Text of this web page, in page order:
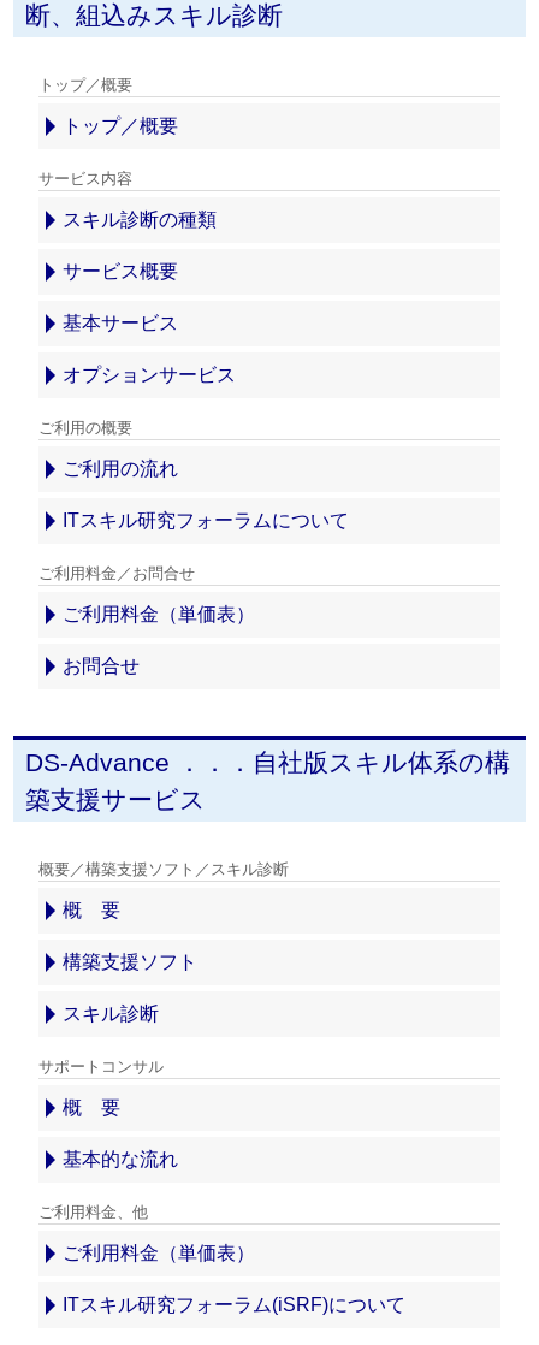
断、組込みスキル診断
トップ／概要
トップ／概要
サービス内容
スキル診断の種類
サービス概要
基本サービス
オプションサービス
ご利用の概要
ご利用の流れ
ITスキル研究フォーラムについて
ご利用料金／お問合せ
ご利用料金（単価表）
お問合せ
DS-Advance ．．．自社版スキル体系の構
築支援サービス
概要／構築支援ソフト／スキル診断
概 要
構築支援ソフト
スキル診断
サポートコンサル
概 要
基本的な流れ
ご利用料金、他
ご利用料金（単価表）
ITスキル研究フォーラム(iSRF)について